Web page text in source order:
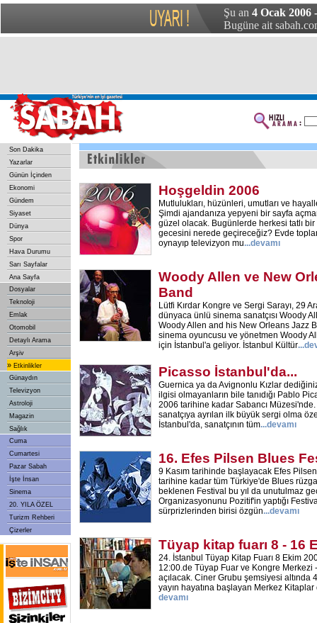
Şu an 4 Ocak 2006
Bugüne ait
Son Dakika
Yazarlar
Günün İçinden
Ekonomi
Gündem
Siyaset
Dünya
Spor
Hava Durumu
Sarı Sayfalar
Ana Sayfa
Dosyalar
Teknoloji
Emlak
Otomobil
Detaylı Arama
Arşiv
» Etkinlikler
Günaydın
Televizyon
Astroloji
Magazin
Sağlık
Cuma
Cumartesi
Pazar Sabah
İşte İnsan
Sinema
20. YILA ÖZEL
Turizm Rehberi
Çizerler
Hoşgeldin 2006
Mutlulukları, hüzünleri, umutları ve
Şimdi ajandanıza yepyeni bir sayfa
güzel olacak. Bugünlerde herkesi tatlı bir
gecesini nerede geçireceğiz? Evde
oynayıp televizyon mu...devamı
Woody Allen ve New
Band
Lütfi Kırdar Kongre ve Sergi Sarayı, 29
dünyaca ünlü sinema sanatçısı Woody
Woody Allen and his New Orleans Jazz
sinema oyuncusu ve yönetmen Woody
için İstanbul'a geliyor. İstanbul Kültür...
Picasso İstanbul'da...
Guernica ya da Avignonlu Kızlar
ilgisi olmayanların bile tanıdığı Pablo
2006 tarihine kadar Sabancı Müzesi'nde.
sanatçıya ayrılan ilk büyük sergi olma
İstanbul'da, sanatçının tüm...devamı
16. Efes Pilsen Blues
9 Kasım tarihinde başlayacak Efes
tarihine kadar tüm Türkiye'de Blues
beklenen Festival bu yıl da unutulmaz
Organizasyonunu Pozitif'in yaptığı
sürprizlerinden birisi özgün...devamı
Tüyap kitap fuarı 8 - 16
24. İstanbul Tüyap Kitap Fuarı 8 Ekim
12:00.de Tüyap Fuar ve Kongre Merkezi
açılacak. Ciner Grubu şemsiyesi altında
yayın hayatına başlayan Merkez Kitaplar
devamı